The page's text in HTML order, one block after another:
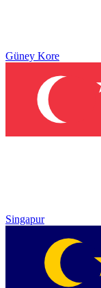
Güney Kore
Singapur